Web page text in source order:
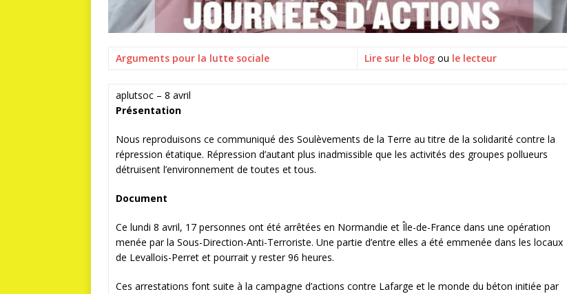
Arguments pour la lutte sociale Lire sur le blog ou le lecteur
aplutsoc – 8 avril
Présentation
Nous reproduisons ce communiqué des Soulèvements de la Terre au titre de la solidarité contre la
répression étatique. Répression d’autant plus inadmissible que les activités des groupes pollueurs
détruisent l’environnement de toutes et tous.
Document
Ce lundi 8 avril, 17 personnes ont été arrêtées en Normandie et Île-de-France dans une opération
menée par la Sous-Direction-Anti-Terroriste. Une partie d’entre elles a été emmenée dans les locaux
de Levallois-Perret et pourrait y rester 96 heures.
Ces arrestations font suite à la campagne d’actions contre Lafarge et le monde du béton initiée par